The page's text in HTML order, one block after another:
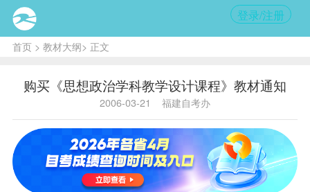
登录/注册
首页> 教材大纲> 正文
购买《思想政治学科教学设计课程》教材通知
2006-03-21 福建自考办